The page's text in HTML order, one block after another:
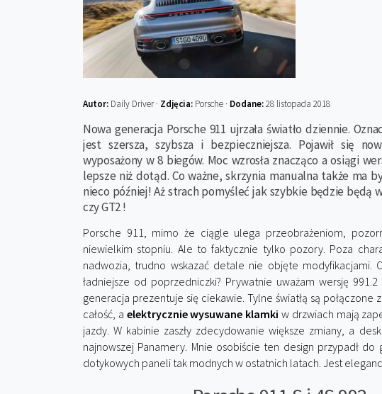
Autor: Daily Driver · Zdjęcia: Porsche · Dodane:28 listopada 2018
Nowa generacja Porsche 911 ujrzała światło dziennie.
jest szersza, szybsza i bezpieczniejsza. Pojawił się
wyposażony w 8 biegów. Moc wzrosła znacząco a osiągi
lepsze niż dotąd. Co ważne, skrzynia manualna także ma
nieco później! Aż strach pomyśleć jak szybkie będzie będą
czy GT2 !
Porsche 911, mimo że ciągle ulega przeobrażeniom,
niewielkim stopniu. Ale to faktycznie tylko pozory. Poza
nadwozia, trudno wskazać detale nie objęte modyfikacjami.
ładniejsze od poprzedniczki? Prywatnie uważam wersję
generacja prezentuje się ciekawie. Tylne światłą są
całość, a elektrycznie wysuwane klamki w drzwiach mają
jazdy. W kabinie zaszły zdecydowanie większe zmiany, a
najnowszej Panamery. Mnie osobiście ten design przypadł do
dotykowych paneli tak modnych w ostatnich latach. Jest